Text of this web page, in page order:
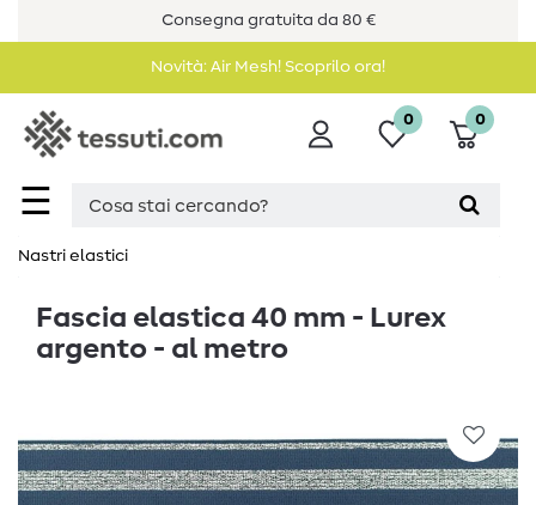
Consegna gratuita da 80 €
Novità: Air Mesh! Scoprilo ora!
☰
0 0
Nastri elastici
Fascia elastica 40 mm - Lurex
argento - al metro